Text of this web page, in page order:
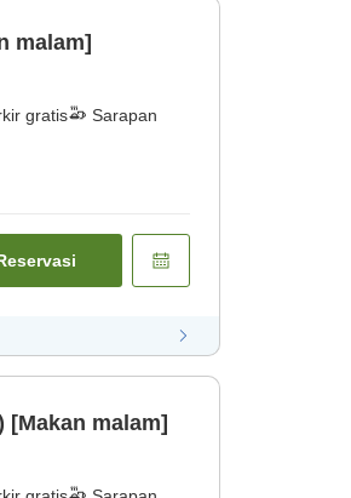
malam]
gratis
Sarapan
[Makan malam]